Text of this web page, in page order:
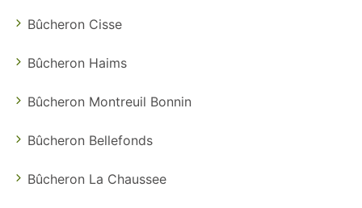
Bûcheron Cisse
Bûcheron Haims
Bûcheron Montreuil Bonnin
Bûcheron Bellefonds
Bûcheron La Chaussee